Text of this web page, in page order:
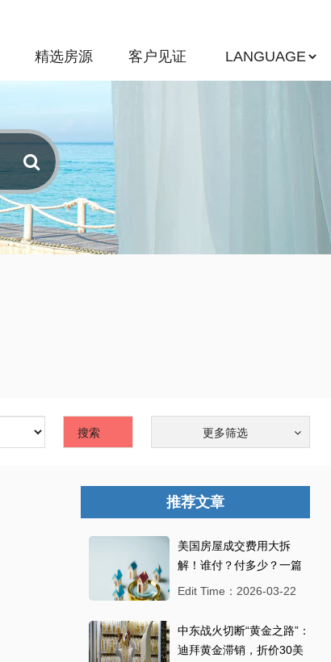
精选房源 客户见证
搜索 更多筛选
推荐文章
美国房屋成交费用大拆
解！谁付？付多少？一篇
看懂不踩坑
Edit Time：2026-03-22
中东战火切断“黄金之路”：
迪拜黄金滞销，折价30美